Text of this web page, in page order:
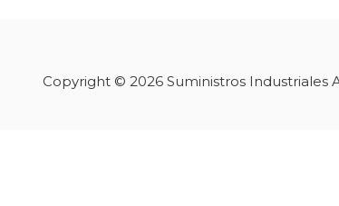
Copyright © 2026 Suministros Industriales